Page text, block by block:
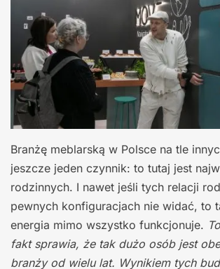
Branżę meblarską w Polsce na tle
jeszcze jeden czynnik: to tutaj jest
rodzinnych. I nawet jeśli tych relacji
pewnych konfiguracjach nie widać, to
energia mimo wszystko funkcjonuje.
fakt sprawia, że tak dużo osób jest
branży od wielu lat. Wynikiem tych